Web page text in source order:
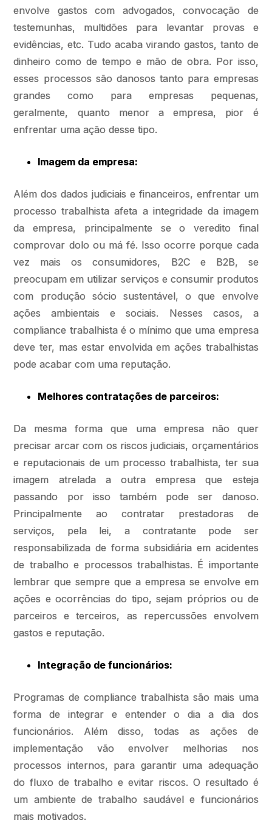
envolve gastos com advogados, convocação de
testemunhas, multidões para levantar provas e
evidências, etc. Tudo acaba virando gastos, tanto de
dinheiro como de tempo e mão de obra. Por isso,
esses processos são danosos tanto para empresas
grandes como para empresas pequenas,
geralmente, quanto menor a empresa, pior é
enfrentar uma ação desse tipo.
Imagem da empresa:
Além dos dados judiciais e financeiros, enfrentar um
processo trabalhista afeta a integridade da imagem
da empresa, principalmente se o veredito final
comprovar dolo ou má fé. Isso ocorre porque cada
vez mais os consumidores, B2C e B2B, se
preocupam em utilizar serviços e consumir produtos
com produção sócio sustentável, o que envolve
ações ambientais e sociais. Nesses casos, a
compliance trabalhista é o mínimo que uma empresa
deve ter, mas estar envolvida em ações trabalhistas
pode acabar com uma reputação.
Melhores contratações de parceiros:
Da mesma forma que uma empresa não quer
precisar arcar com os riscos judiciais, orçamentários
e reputacionais de um processo trabalhista, ter sua
imagem atrelada a outra empresa que esteja
passando por isso também pode ser danoso.
Principalmente ao contratar prestadoras de
serviços, pela lei, a contratante pode ser
responsabilizada de forma subsidiária em acidentes
de trabalho e processos trabalhistas. É importante
lembrar que sempre que a empresa se envolve em
ações e ocorrências do tipo, sejam próprios ou de
parceiros e terceiros, as repercussões envolvem
gastos e reputação.
Integração de funcionários:
Programas de compliance trabalhista são mais uma
forma de integrar e entender o dia a dia dos
funcionários. Além disso, todas as ações de
implementação vão envolver melhorias nos
processos internos, para garantir uma adequação
do fluxo de trabalho e evitar riscos. O resultado é
um ambiente de trabalho saudável e funcionários
mais motivados.